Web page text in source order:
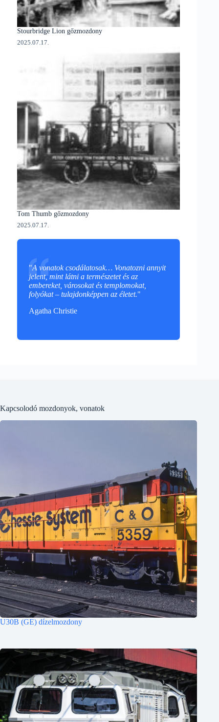
Stourbridge Lion gőzmozdony
2025.07.17.
Tom Thumb gőzmozdony
2025.07.17.
"A vonatok csodálatosak… Vonatozni annyit
jelent, mint látni a természetet és az
embereket, városokat és templomokat,
folyókat – tulajdonképpen az életet."
Agatha Christie
Kapcsolodó mozdonyok, vonatok
U30B (GE) dízelmozdony